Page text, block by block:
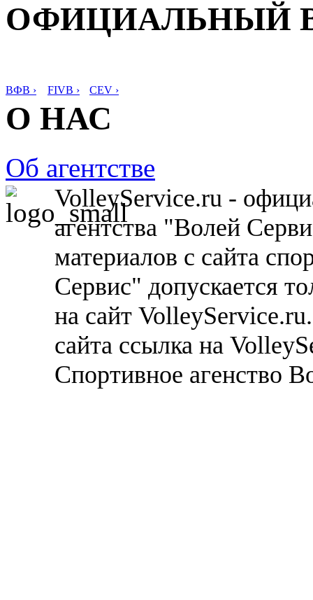
ОФИЦИАЛЬНЫЙ
ВФВ › FIVB › CEV ›
О НАС
Об агентстве
VolleyService.ru -
агентства "Волей
материалов с сайта
Сервис" допускается
на сайт
сайта ссылка на
Спортивное агенство